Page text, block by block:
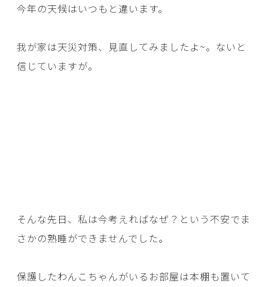
今年の天候はいつもと違います。
我が家は天災対策、見直してみましたよ~。ないと
信じていますが。
そんな先日、私は今考えればなぜ？という不安でま
さかの熟睡ができませんでした。
保護したわんこちゃんがいるお部屋は本棚も置いて